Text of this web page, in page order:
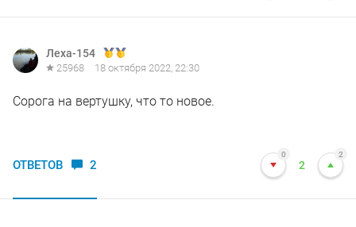
Леха-154
25968 18 октября 2022, 22:30
Сорога на вертушку, что то новое.
ОТВЕТОВ 2
0
2
2